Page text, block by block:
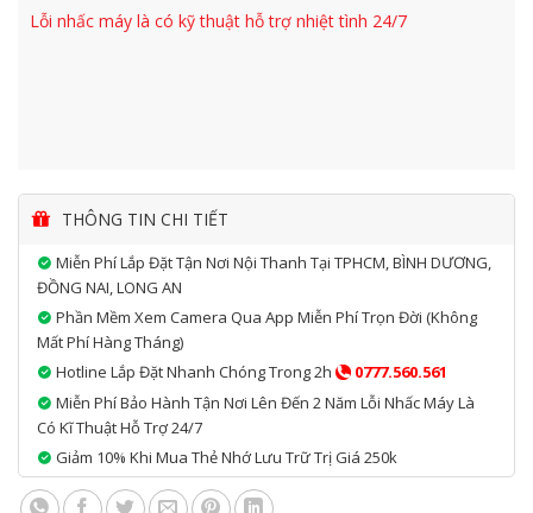
Lỗi nhấc máy là có kỹ thuật hỗ trợ nhiệt tình 24/7
THÔNG TIN CHI TIẾT
Miễn Phí Lắp Đặt Tận Nơi Nội Thanh Tại TPHCM, BÌNH DƯƠNG,
ĐỒNG NAI, LONG AN
Phần Mềm Xem Camera Qua App Miễn Phí Trọn Đời (không
Mất Phí Hàng Tháng)
Hotline Lắp Đặt Nhanh Chóng Trong 2h
0777.560.561
Miễn Phí Bảo Hành Tận Nơi Lên Đến 2 Năm Lỗi Nhấc Máy Là
Có Kĩ Thuật Hỗ Trợ 24/7
Giảm 10% Khi Mua Thẻ Nhớ Lưu Trữ Trị Giá 250k